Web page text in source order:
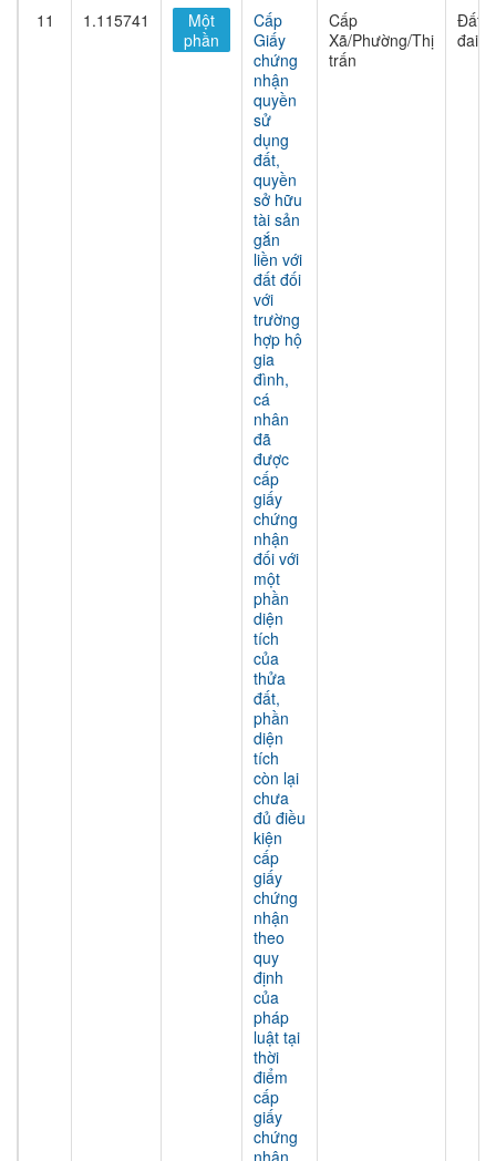
11 1.115741
Một
phần
Cấp
Giấy
chứng
nhận
quyền
sử
dụng
đất,
quyền
sở hữu
tài sản
gắn
liền với
đất đối
với
trường
hợp hộ
gia
đình,
cá
nhân
đã
được
cấp
giấy
chứng
nhận
đối với
một
phần
diện
tích
của
thửa
đất,
phần
diện
tích
còn lại
chưa
đủ điều
kiện
cấp
giấy
chứng
nhận
theo
quy
định
của
pháp
luật tại
thời
điểm
cấp
giấy
chứng
nhận
Cấp
Xã/Phường/Thị
trấn
Đất
đai